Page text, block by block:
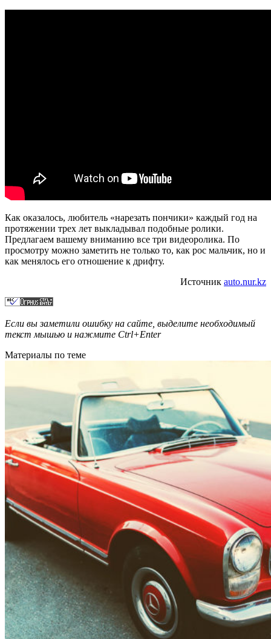
Как оказалось, любитель «нарезать пончики» каждый год на
протяжении трех лет выкладывал подобные ролики.
Предлагаем вашему вниманию все три видеоролика. По
просмотру можно заметить не только то, как рос мальчик, но и
как менялось его отношение к дрифту.
Источник auto.nur.kz
Если вы заметили ошибку на сайте, выделите необходимый
текст мышью и нажмите Ctrl+Enter
Материалы по теме